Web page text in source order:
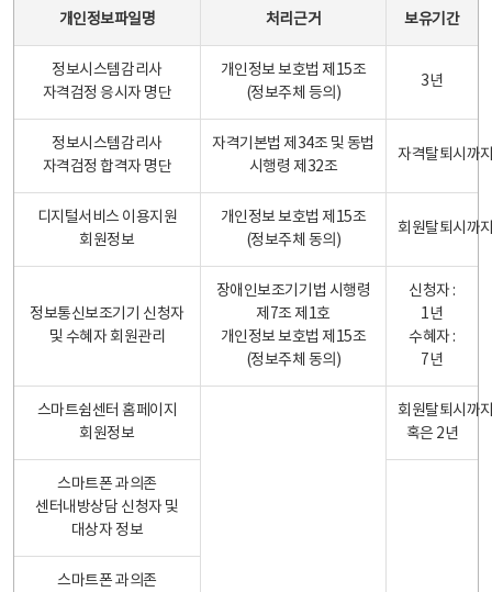
개인정보파일명 처리근거 보유기간
정보시스템감리사
자격검정 응시자 명단
개인정보 보호법 제15조
(정보주체 등의)
3년
정보시스템감리사
자격검정 합격자 명단
자격기본법 제34조 및 동법
시행령 제32조
자격탈퇴시까
디지털서비스 이용지원
회원정보
개인정보 보호법 제15조
(정보주체 동의)
회원탈퇴시까
정보통신보조기기 신청자
및 수혜자 회원관리
장애인보조기기법 시행령
제7조 제1호
개인정보 보호법 제15조
(정보주체 동의)
신청자 :
1년
수혜자 :
7년
스마트쉼센터 홈페이지
회원정보
회원탈퇴시까
혹은 2년
스마트폰 과의존
센터내방상담 신청자 및
대상자 정보
스마트폰 과의존